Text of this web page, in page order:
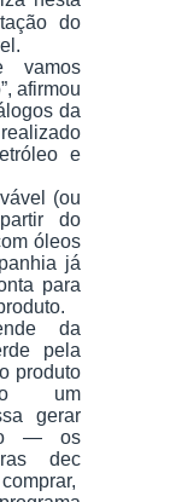
do
vamos
afirmou
da
e
(ou
do
óleos
já
para
da
pela
produto
um
gerar
— os
dec